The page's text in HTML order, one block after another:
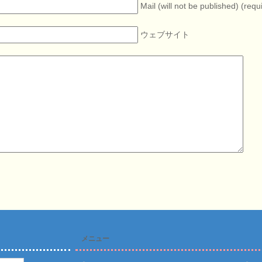
Mail (will not be published)
ウェブサイト
メニュー